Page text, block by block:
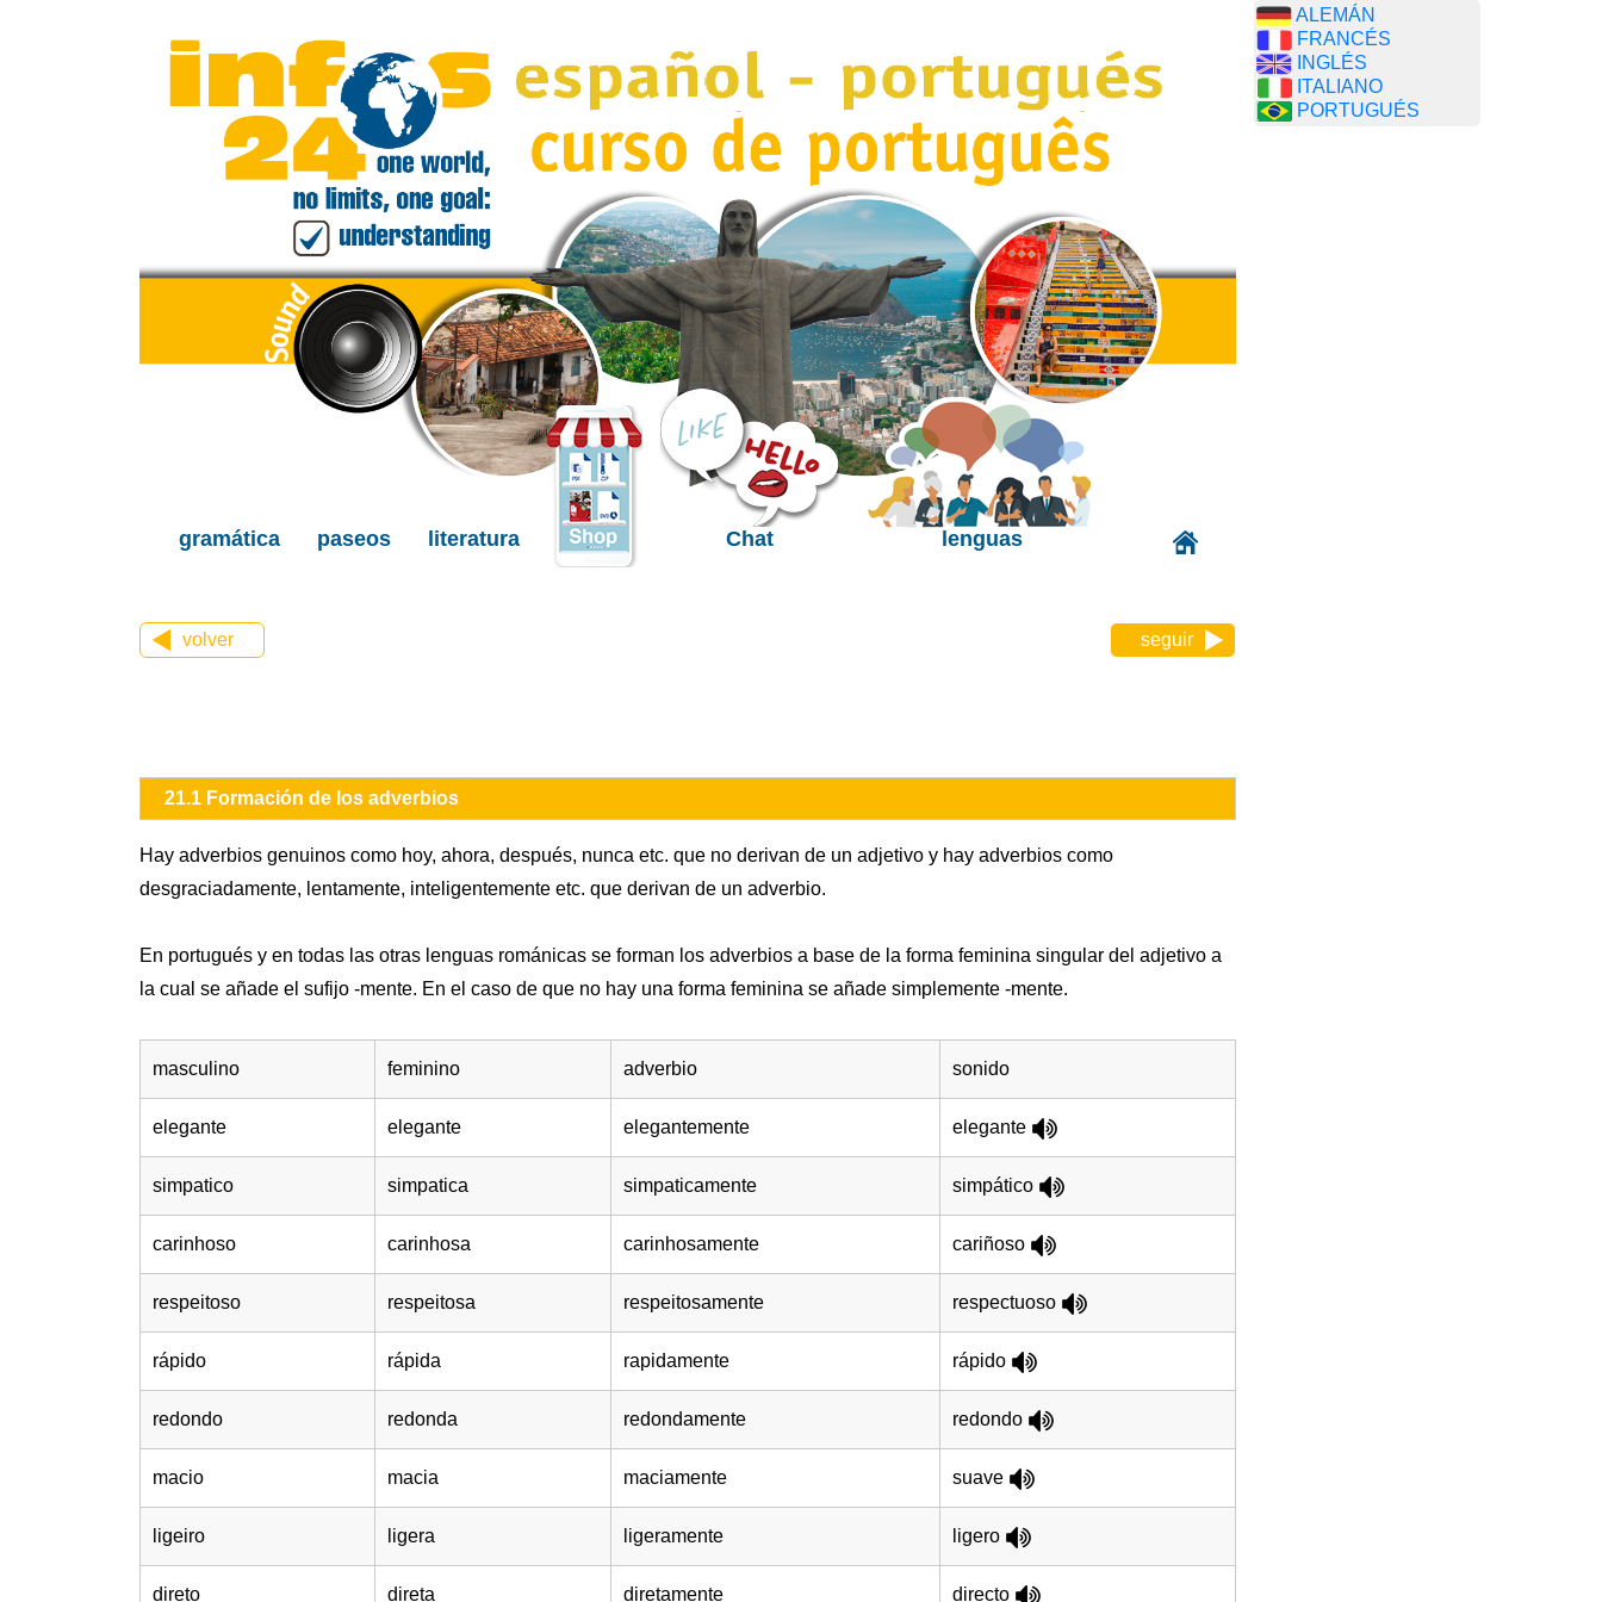
gramática paseos literatura Chat lenguas
volver seguir
21.1 Formación de los adverbios
Hay adverbios genuinos como hoy, ahora, después, nunca etc. que no derivan de un adjetivo y hay adverbios como
desgraciadamente, lentamente, inteligentemente etc. que derivan de un adverbio.
En portugués y en todas las otras lenguas románicas se forman los adverbios a base de la forma feminina singular del adjetivo a
la cual se añade el sufijo -mente. En el caso de que no hay una forma feminina se añade simplemente -mente.
masculino feminino adverbio sonido
elegante elegante elegantemente elegante
simpatico simpatica simpaticamente simpático
carinhoso carinhosa carinhosamente cariñoso
respeitoso respeitosa respeitosamente respectuoso
rápido rápida rapidamente rápido
redondo redonda redondamente redondo
macio macia maciamente suave
ligeiro ligera ligeramente ligero
direto direta diretamente directo
ALEMÁN
FRANCÉS
INGLÉS
ITALIANO
PORTUGUÉS